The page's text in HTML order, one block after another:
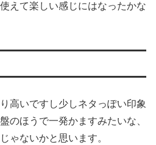
えて楽しい感じにはなったかな
高いですし少しネタっぽい印象
のほうで一発かますみたいな、
ゃないかと思います。